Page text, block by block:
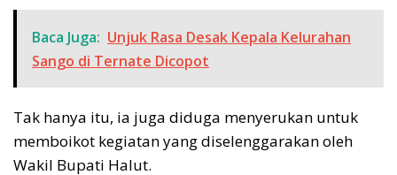
Baca Juga: Unjuk Rasa Desak Kepala Kelurahan
Sango di Ternate Dicopot
Tak hanya itu, ia juga diduga menyerukan untuk
memboikot kegiatan yang diselenggarakan oleh
Wakil Bupati Halut.